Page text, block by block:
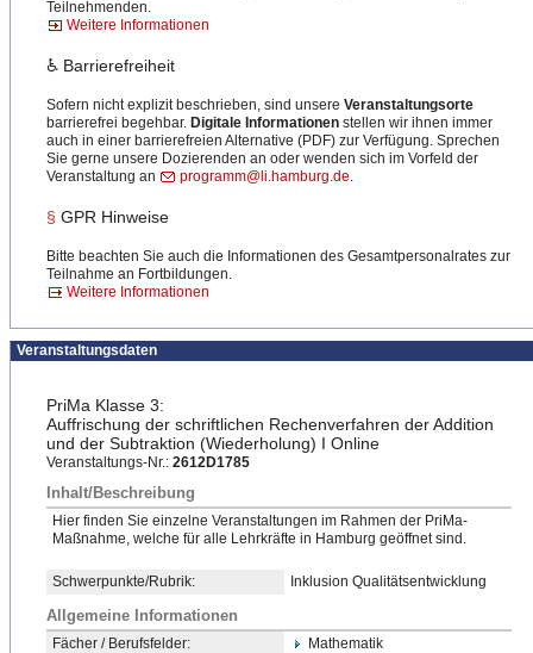
Teilnehmenden.
Weitere Informationen
♿ Barrierefreiheit
Sofern nicht explizit beschrieben, sind unsere Veranstaltungsorte
barrierefrei begehbar. Digitale Informationen stellen wir ihnen immer
auch in einer barrierefreien Alternative (PDF) zur Verfügung. Sprechen
Sie gerne unsere Dozierenden an oder wenden sich im Vorfeld der
Veranstaltung an
programm@li.hamburg.de.
§ GPR Hinweise
Bitte beachten Sie auch die Informationen des Gesamtpersonalrates zur
Teilnahme an Fortbildungen.
Weitere Informationen
Veranstaltungsdaten
PriMa Klasse 3:
Auffrischung der schriftlichen Rechenverfahren der Addition
und der Subtraktion (Wiederholung) I Online
Veranstaltungs-Nr.: 2612D1785
Inhalt/Beschreibung
Hier finden Sie einzelne Veranstaltungen im Rahmen der PriMa-
Maßnahme, welche für alle Lehrkräfte in Hamburg geöffnet sind.
Schwerpunkte/Rubrik: Inklusion Qualitätsentwicklung
Allgemeine Informationen
Fächer / Berufsfelder:
Mathematik